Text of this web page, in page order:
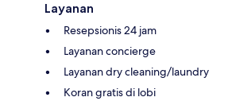
Layanan
Resepsionis 24 jam
Layanan concierge
Layanan dry cleaning/laundry
Koran gratis di lobi